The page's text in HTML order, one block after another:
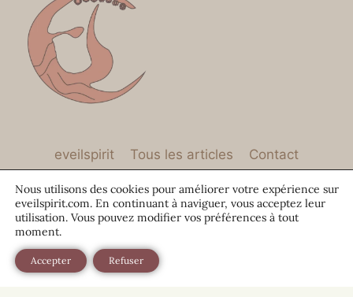
eveilspirit Tous les articles
Contact
À propos
Mentions Légales
Politique de cookies (UE)
Politique de confidentialité
Nous utilisons des cookies pour améliorer votre expérience sur
eveilspirit.com. En continuant à naviguer, vous acceptez leur
utilisation. Vous pouvez modifier vos préférences à tout
moment.
Accepter Refuser